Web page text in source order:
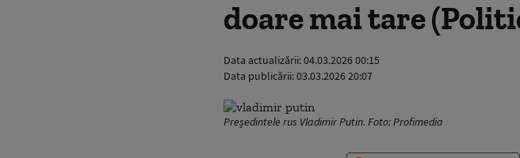
doare mai tare
Data actualizării:04.03.2026 00:15
Data publicării:03.03.2026 20:07
Președintele rus Vladimir Putin. Foto: Profimedia